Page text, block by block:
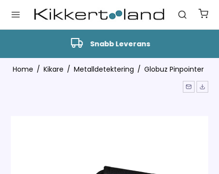
Snabb Leverans
Home / Kikare / Metalldetektering / Globuz Pinpointer